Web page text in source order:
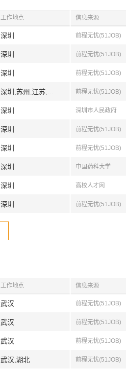
工作地点 信息来源
深圳 前程无忧(51JOB)
深圳 前程无忧(51JOB)
深圳 前程无忧(51JOB)
深圳,苏州,江苏,... 前程无忧(51JOB)
深圳 深圳市人民政府
深圳 前程无忧(51JOB)
深圳 前程无忧(51JOB)
深圳 中国药科大学
深圳 高校人才网
深圳 前程无忧(51JOB)
工作地点 信息来源
武汉 前程无忧(51JOB)
武汉 前程无忧(51JOB)
武汉 前程无忧(51JOB)
武汉,湖北 前程无忧(51JOB)